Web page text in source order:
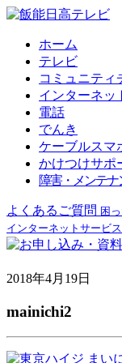
ホーム
テレビ
コミュニティ
インターネッ
電話
でんき
ケーブルスマ
かけつけサポ
障害・メンテナ
よくあるご質問 困
インターネットサービ
2018年4月19日
mainichi2